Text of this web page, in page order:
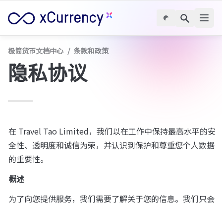
极简货币文档中心 / 条款和政策
隐私协议
在 Travel Tao Limited，我们以在工作中保持最高水平的安
全性、透明度和诚信为荣，并认识到保护和尊重您个人数据
的重要性。
概述
为了向您提供服务，我们需要了解关于您的信息。我们只会